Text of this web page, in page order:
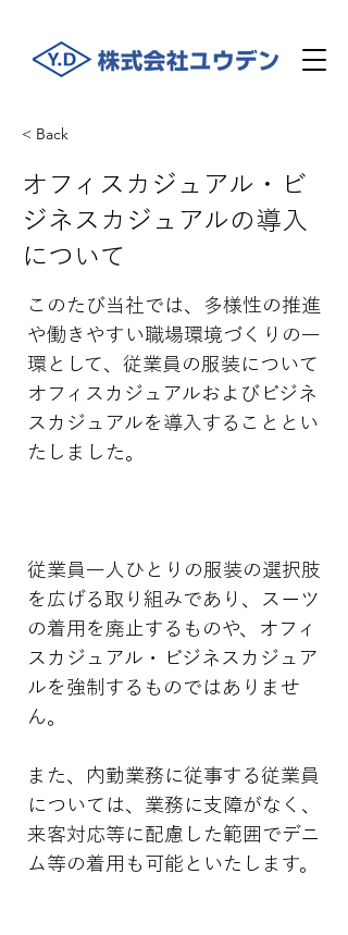
< Back
オフィスカジュアル・ビ
ジネスカジュアルの導入
について
このたび当社では、多様性の推進
や働きやすい職場環境づくりの一
環として、従業員の服装について
オフィスカジュアルおよびビジネ
スカジュアルを導入することとい
たしました。
従業員一人ひとりの服装の選択肢
を広げる取り組みであり、スーツ
の着用を廃止するものや、オフィ
スカジュアル・ビジネスカジュア
ルを強制するものではありませ
ん。
また、内勤業務に従事する従業員
については、業務に支障がなく、
来客対応等に配慮した範囲でデニ
ム等の着用も可能といたします。